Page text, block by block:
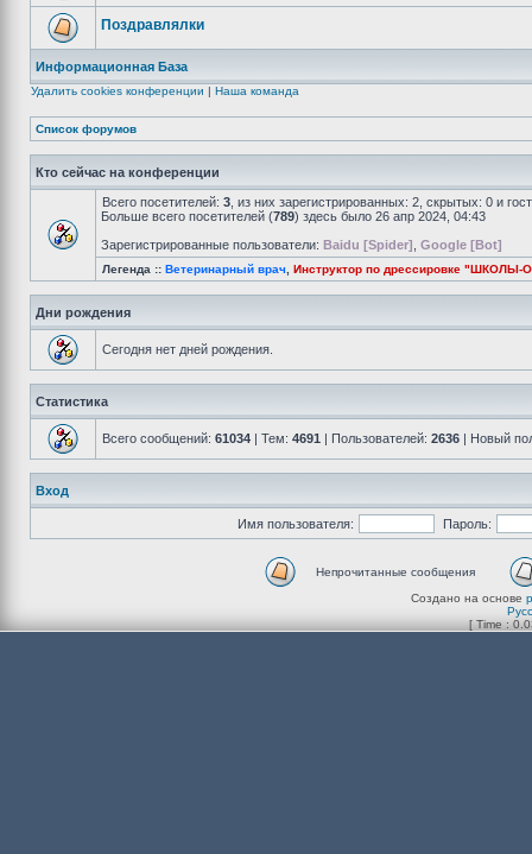
Поздравлялки
Информационная База
Удалить cookies конференции | Наша команда
Список форумов
Кто сейчас на конференции
Всего посетителей: 3 , из них зарегистрированных: 2, скрытых: 0 и
Больше всего посетителей (789) здесь было 26 апр 2024, 04:43
Зарегистрированные пользователи: Baidu [Spider] Google [Bot]
Легенда :: Ветеринарный врач Инструктор по дрессировке "ШКОЛЫ-
Дни рождения
Сегодня нет дней рождения.
Статистика
Всего сообщений: 61034 | Тем: 4691 | Пользователей: 2636 | Новый
Вход
Имя пользователя: Пароль:
Непрочитанные сообщения
Создано на основе
[ Time :